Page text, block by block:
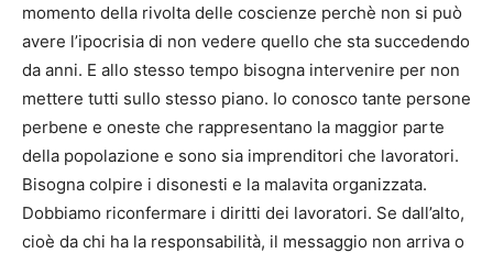
momento della rivolta delle coscienze perchè non si può
avere l’ipocrisia di non vedere quello che sta succedendo
da anni. E allo stesso tempo bisogna intervenire per non
mettere tutti sullo stesso piano. Io conosco tante persone
perbene e oneste che rappresentano la maggior parte
della popolazione e sono sia imprenditori che lavoratori.
Bisogna colpire i disonesti e la malavita organizzata.
Dobbiamo riconfermare i diritti dei lavoratori. Se dall’alto,
cioè da chi ha la responsabilità, il messaggio non arriva o